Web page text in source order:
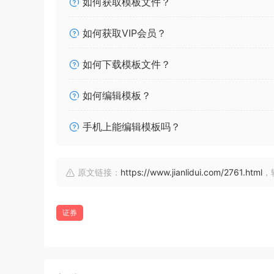
如何获取VIP会员？
如何下载模板文件？
如何编辑模板？
手机上能编辑模板吗？
原文链接： https://www.jianlidui.com/2761.html
证券